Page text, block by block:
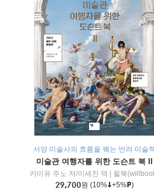
서양 미술사의 흐름을 꿰는 반려 미술
미술관 여행자를 위한 도슨트 북 II
카미유 주노 저/이세진 역
윌북
29,700원 (10% +5% )